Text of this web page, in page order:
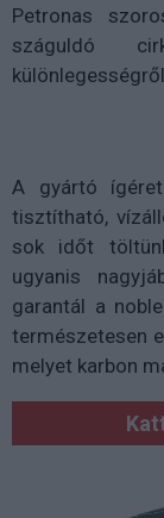
Petronas
száguldó
A gyártó
tisztítható,
sok időt
ugyanis
garantál a
természetesen
melyet karbon